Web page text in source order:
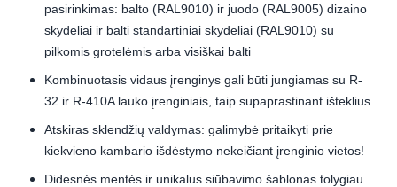
pasirinkimas: balto (RAL9010) ir juodo (RAL9005) dizaino
skydeliai ir balti standartiniai skydeliai (RAL9010) su
pilkomis grotelėmis arba visiškai balti
Kombinuotasis vidaus įrenginys gali būti jungiamas su R-
32 ir R-410A lauko įrenginiais, taip supaprastinant išteklius
Atskiras sklendžių valdymas: galimybė pritaikyti prie
kiekvieno kambario išdėstymo nekeičiant įrenginio vietos!
Didesnės mentės ir unikalus siūbavimo šablonas tolygiau